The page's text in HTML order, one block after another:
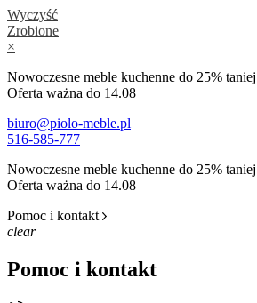
Wyczyść
Zrobione
×
Nowoczesne meble kuchenne do 25%
Oferta ważna do 14.08
biuro@piolo-meble.pl
516-585-777
Nowoczesne meble kuchenne do 25%
Oferta ważna do 14.08
Pomoc i kontakt
clear
Pomoc i kontakt